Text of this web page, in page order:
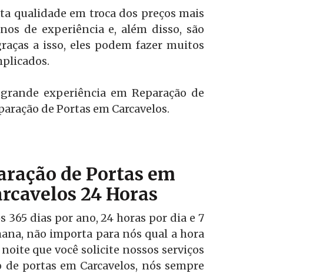
qualidade em troca dos preços mais
de experiência e, além disso, são
a isso, eles podem fazer muitos
experiência em Reparação de
de Portas em Carcavelos.
de Portas em
24 Horas
365 dias por ano, 24 horas por dia e 7
não importa para nós qual a hora
que você solicite nossos serviços
de portas em Carcavelos, nós sempre